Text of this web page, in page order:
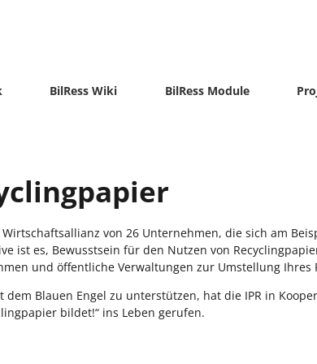
BilRess Wiki BilRess Module
von 26 Unternehmen, die sich am
ist es, Bewusstsein für den Nutzen von
und öffentliche Verwaltungen zur Umstellung
Blauen Engel zu unterstützen, hat die IPR in
bildet!“ ins Leben gerufen.